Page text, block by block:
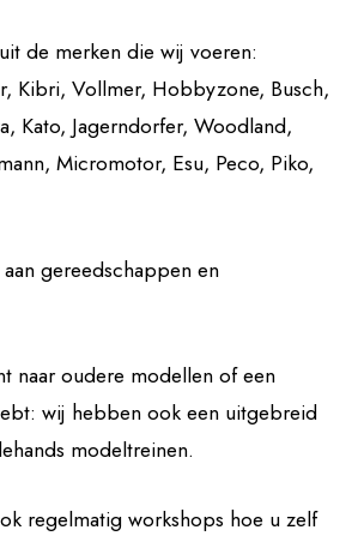
de merken die wij voeren:
Kibri, Vollmer, Hobbyzone, Busch,
Kato, Jagerndorfer, Woodland,
Micromotor, Esu, Peco, Piko,
gereedschappen en
naar oudere modellen of een
wij hebben ook een uitgebreid
modeltreinen.
regelmatig workshops hoe u zelf